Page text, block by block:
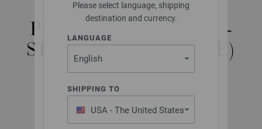
Please select language, shipping
destination and currency.
LANGUAGE
SHIPPING TO
USA - The United States
of America
LANA GROSSA
PULLOVER SILKHAIR -
STRIKKEOPSKRIFT (SE)
ABOUT BERLIN No. 12 | Model 35